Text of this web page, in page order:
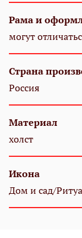
Рама и
могут
Страна
Россия
Материал
холст
Икона
Дом и сад/